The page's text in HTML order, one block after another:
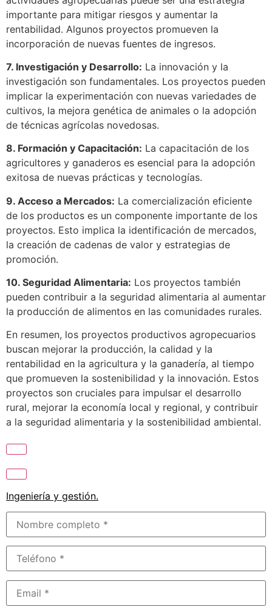
importante para mitigar riesgos y aumentar la
rentabilidad. Algunos proyectos promueven la
incorporación de nuevas fuentes de ingresos.
7. Investigación y Desarrollo: La innovación y la
investigación son fundamentales. Los proyectos pueden
implicar la experimentación con nuevas variedades de
cultivos, la mejora genética de animales o la adopción
de técnicas agrícolas novedosas.
8. Formación y Capacitación: La capacitación de los
agricultores y ganaderos es esencial para la adopción
exitosa de nuevas prácticas y tecnologías.
9. Acceso a Mercados: La comercialización eficiente
de los productos es un componente importante de los
proyectos. Esto implica la identificación de mercados,
la creación de cadenas de valor y estrategias de
promoción.
10. Seguridad Alimentaria: Los proyectos también
pueden contribuir a la seguridad alimentaria al aumentar
la producción de alimentos en las comunidades rurales.
En resumen, los proyectos productivos agropecuarios
buscan mejorar la producción, la calidad y la
rentabilidad en la agricultura y la ganadería, al tiempo
que promueven la sostenibilidad y la innovación. Estos
proyectos son cruciales para impulsar el desarrollo
rural, mejorar la economía local y regional, y contribuir
a la seguridad alimentaria y la sostenibilidad ambiental.
Ingeniería y gestión.